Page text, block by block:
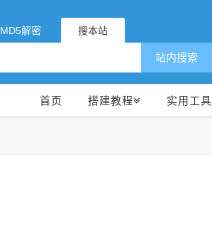
MD5解密 搜本站
站内搜索
首页 搭建教程 实用工具